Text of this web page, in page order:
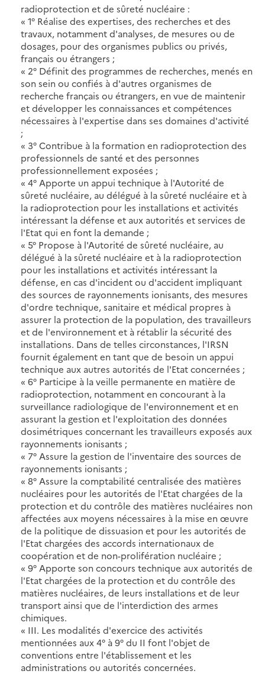
radioprotection et de sûreté nucléaire :
« 1° Réalise des expertises, des recherches et des
travaux, notamment d'analyses, de mesures ou de
dosages, pour des organismes publics ou privés,
français ou étrangers ;
« 2° Définit des programmes de recherches, menés en
son sein ou confiés à d'autres organismes de
recherche français ou étrangers, en vue de maintenir
et développer les connaissances et compétences
nécessaires à l'expertise dans ses domaines d'activité
;
« 3° Contribue à la formation en radioprotection des
professionnels de santé et des personnes
professionnellement exposées ;
« 4° Apporte un appui technique à l'Autorité de
sûreté nucléaire, au délégué à la sûreté nucléaire et à
la radioprotection pour les installations et activités
intéressant la défense et aux autorités et services de
l'Etat qui en font la demande ;
« 5° Propose à l'Autorité de sûreté nucléaire, au
délégué à la sûreté nucléaire et à la radioprotection
pour les installations et activités intéressant la
défense, en cas d'incident ou d'accident impliquant
des sources de rayonnements ionisants, des mesures
d'ordre technique, sanitaire et médical propres à
assurer la protection de la population, des travailleurs
et de l'environnement et à rétablir la sécurité des
installations. Dans de telles circonstances, l'IRSN
fournit également en tant que de besoin un appui
technique aux autres autorités de l'Etat concernées ;
« 6° Participe à la veille permanente en matière de
radioprotection, notamment en concourant à la
surveillance radiologique de l'environnement et en
assurant la gestion et l'exploitation des données
dosimétriques concernant les travailleurs exposés aux
rayonnements ionisants ;
« 7° Assure la gestion de l'inventaire des sources de
rayonnements ionisants ;
« 8° Assure la comptabilité centralisée des matières
nucléaires pour les autorités de l'Etat chargées de la
protection et du contrôle des matières nucléaires non
affectées aux moyens nécessaires à la mise en œuvre
de la politique de dissuasion et pour les autorités de
l'Etat chargées des accords internationaux de
coopération et de non-prolifération nucléaire ;
« 9° Apporte son concours technique aux autorités de
l'Etat chargées de la protection et du contrôle des
matières nucléaires, de leurs installations et de leur
transport ainsi que de l'interdiction des armes
chimiques.
« III. Les modalités d'exercice des activités
mentionnées aux 4° à 9° du II font l'objet de
conventions entre l'établissement et les
administrations ou autorités concernées.